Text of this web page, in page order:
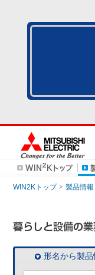
WIN2Kトップ 製品情報
形名から製